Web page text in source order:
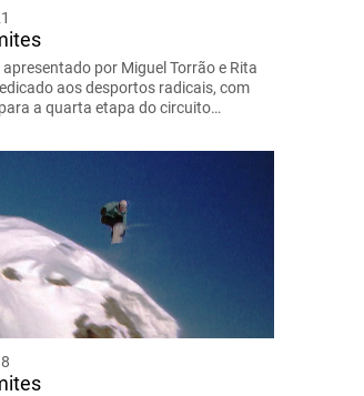
por Miguel Torrão e Rita
aos desportos radicais, com
a quarta etapa do circuito…